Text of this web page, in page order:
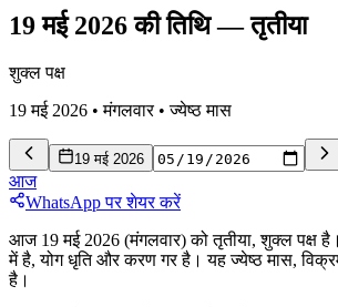
19 मई 2026 की तिथि—तृतीया
शुक्ल पक्ष
19 मई 2026 •मंगलवार•ज्येष्ठ मास
19 मई 2026
आज
WhatsApp पर शेयर करें
आज 19 मई 2026 (मंगलवार) को तृतीया, शुक्ल पक्ष है।
में है, योग धृति और करण गर है। यह ज्येष्ठ मास,
है।